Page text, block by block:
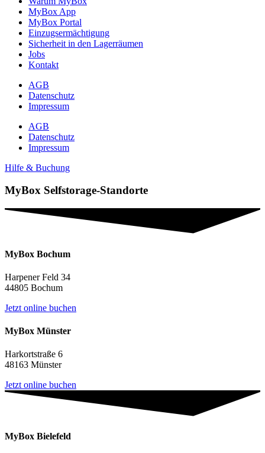
MyBox App
MyBox Portal
Einzugsermächtigung
Sicherheit in den Lagerräumen
Jobs
Kontakt
AGB
Datenschutz
Impressum
AGB
Datenschutz
Impressum
Hilfe & Buchung
MyBox Selfstorage-Standorte
MyBox Bochum
Harpener Feld 34
44805 Bochum
Jetzt online buchen
MyBox Münster
Harkortstraße 6
48163 Münster
Jetzt online buchen
MyBox Bielefeld